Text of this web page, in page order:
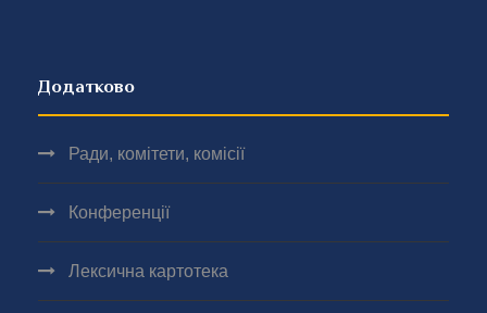
Додатково
Ради, комітети, комісії
Конференції
Лексична картотека